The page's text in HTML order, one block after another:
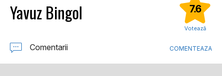
Yavuz Bingol 7.6
Votează
Comentarii COMENTEAZA